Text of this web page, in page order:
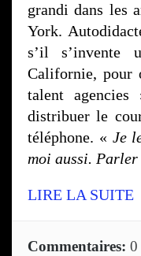
grandi dans les
York.
s’il s’invente
Californie, pour
talent
distribuer le
téléphone. « Je
moi aussi. Parler
LIRE LA SUITE
Commentaires: 0